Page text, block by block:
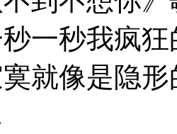
一秒我疯
就像是隐